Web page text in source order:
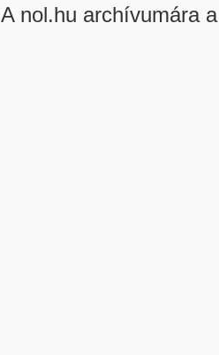
A nol.hu archívumára a